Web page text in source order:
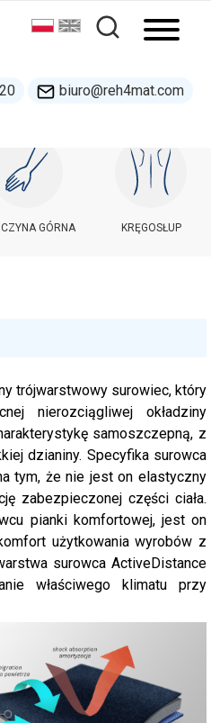
biuro@reh4mat.com
500 132 274
handel@reh4mat.com
GÓRNA KRĘGOSŁUP
trójwarstwowy surowiec, który
nierozciągliwej okładziny
samoszczepną, z
dzianiny. Specyfika surowca
tym, że nie jest on elastyczny
zabezpieczonej części ciała.
pianki komfortowej, jest on
użytkowania wyrobów z
surowca ActiveDistance
właściwego klimatu przy